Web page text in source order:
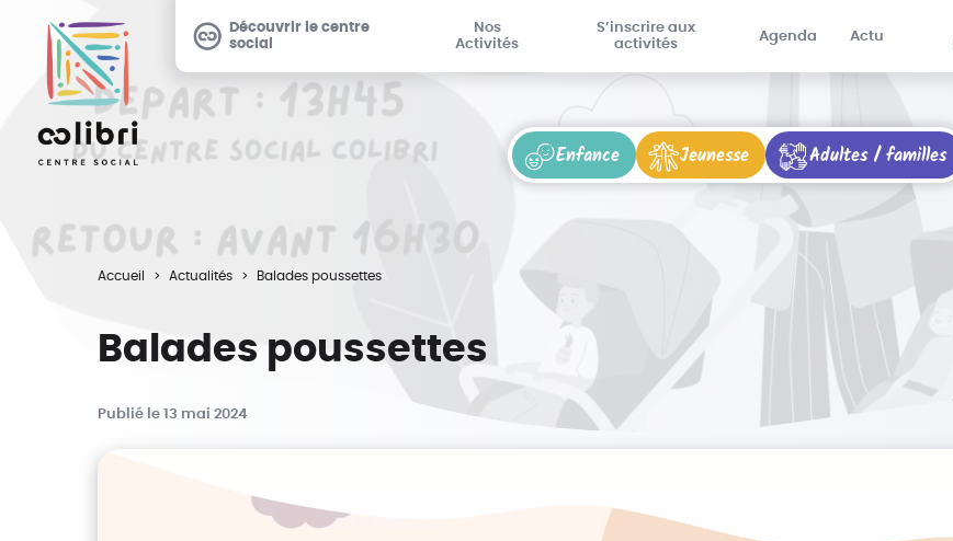
Découvrir le centre
social
Nos
Activités
S’inscrire aux
activités
Agenda Actu
Enfance Jeunesse Adultes / familles
Accueil Actualités Balades poussettes
Balades poussettes
Publié le 13 mai 2024